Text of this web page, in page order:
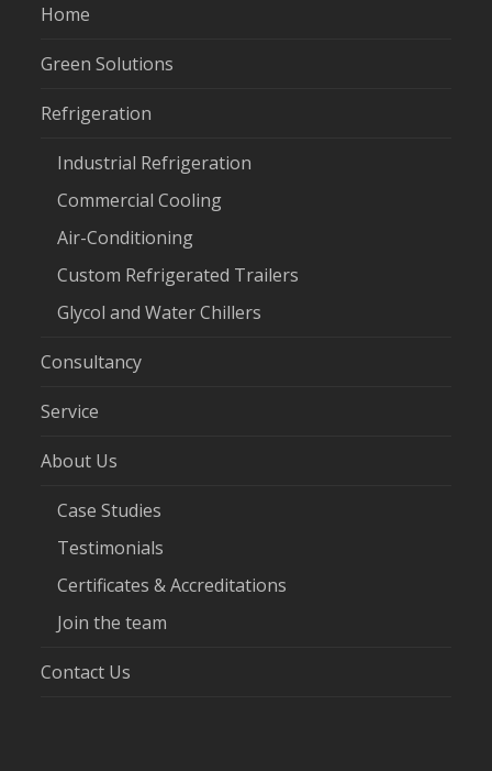
Home
Green Solutions
Refrigeration
Industrial Refrigeration
Commercial Cooling
Air-Conditioning
Custom Refrigerated Trailers
Glycol and Water Chillers
Consultancy
Service
About Us
Case Studies
Testimonials
Certificates & Accreditations
Join the team
Contact Us